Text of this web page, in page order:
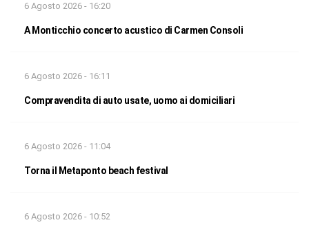
6 Agosto 2026 - 16:20
A Monticchio concerto acustico di Carmen Consoli
6 Agosto 2026 - 16:11
Compravendita di auto usate, uomo ai domiciliari
6 Agosto 2026 - 11:04
Torna il Metaponto beach festival
6 Agosto 2026 - 10:52